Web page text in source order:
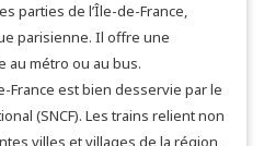
parties de l’Île-de-France,
parisienne. Il offre une
au métro ou au bus.
France est bien desservie par le
(SNCF). Les trains relient non
villes et villages de la région,